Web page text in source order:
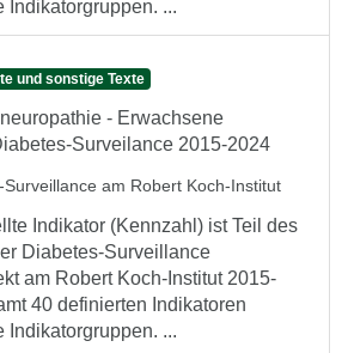
Indikatorgruppen. ...
und sonstige Texte
- Erwachsene
Surveilance 2015-2024
am Robert Koch-Institut
Indikator (Kennzahl) ist Teil des
Diabetes-Surveillance
am Robert Koch-Institut 2015-
40 definierten Indikatoren
Indikatorgruppen. ...